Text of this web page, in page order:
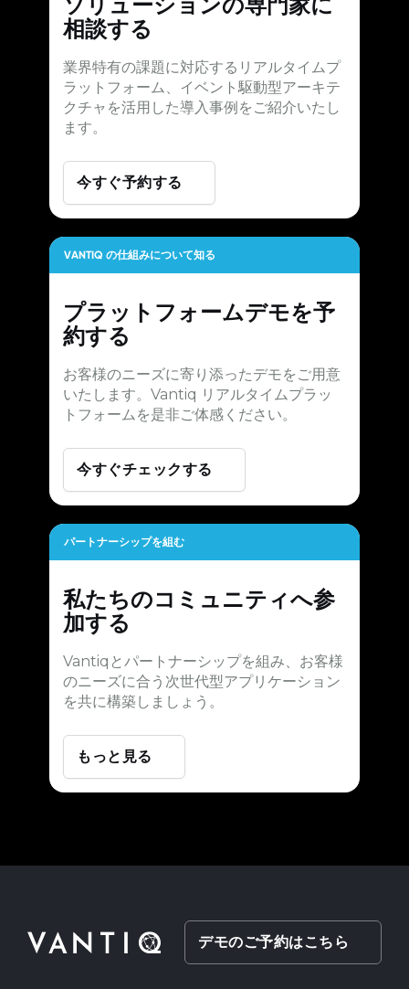
相談する
業界特有の課題に対応するリアルタイムプ
ラットフォーム、イベント駆動型アーキテ
クチャを活用した導入事例をご紹介いたし
ます。
今すぐ予約する
VANTIQ の仕組みについて知る
プラットフォームデモを予
約する
お客様のニーズに寄り添ったデモをご用意
いたします。Vantiq リアルタイムプラッ
トフォームを是非ご体感ください。
今すぐチェックする
パートナーシップを組む
私たちのコミュニティへ参
加する
Vantiqとパートナーシップを組み、お客様
のニーズに合う次世代型アプリケーション
を共に構築しましょう。
もっと見る
デモのご予約はこちら